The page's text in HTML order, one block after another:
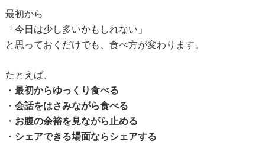
最初から
「今日は少し多いかもしれない」
と思っておくだけでも、食べ方が変わります。
たとえば、
・ 最初からゆっくり食べる
・ 会話をはさみながら食べる
・ お腹の余裕を見ながら止める
・ シェアできる場面ならシェアする